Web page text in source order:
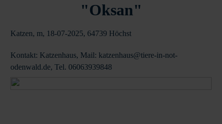
"Oksan"
Katzen, m, 18-07-2025, 64739 Höchst
Kontakt: Katzenhaus, Mail: katzenhaus@tiere-in-not-
odenwald.de, Tel. 06063939848